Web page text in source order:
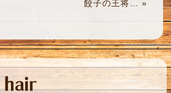
餃子の王将… »